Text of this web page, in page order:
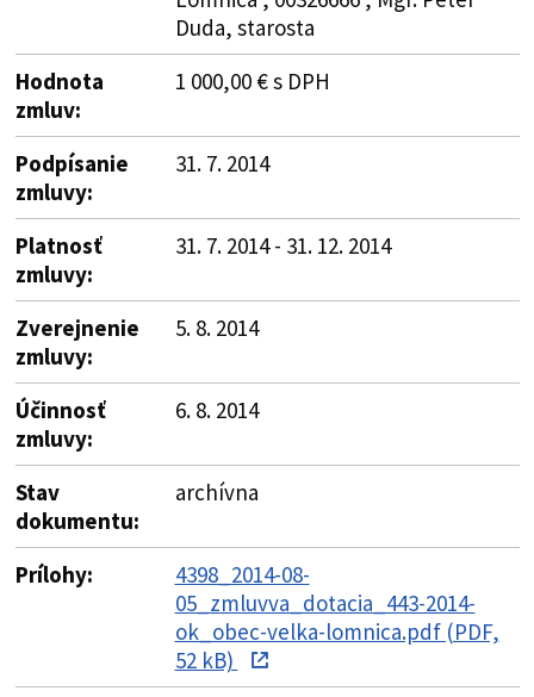
Duda, starosta
Hodnota
zmluv:
1 000,00 € s DPH
Podpísanie
zmluvy:
31. 7. 2014
Platnosť
zmluvy:
31. 7. 2014 - 31. 12. 2014
Zverejnenie
zmluvy:
5. 8. 2014
Účinnosť
zmluvy:
6. 8. 2014
Stav
dokumentu:
archívna
Prílohy:
4398_2014-08-
05_zmluvva_dotacia_443-2014-
ok_obec-velka-lomnica.pdf (PDF,
52 kB)